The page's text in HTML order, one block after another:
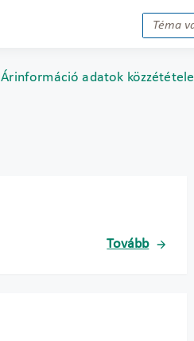
Árinformáció adatok közzététele
Tovább